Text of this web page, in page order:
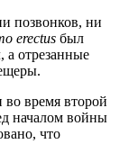
позвонков, ни
erectus был
а отрезанные
время второй
началом войны
что